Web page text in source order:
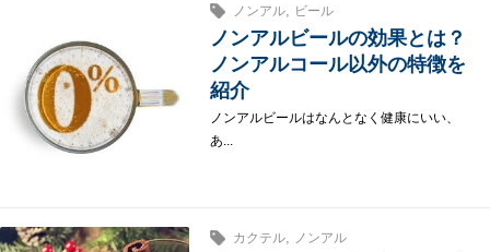
ノンアル, ビール
ノンアルビールの効果とは？
ノンアルコール以外の特徴を
紹介
ノンアルビールはなんとなく健康にいい、
あ...
カクテル, ノンアル